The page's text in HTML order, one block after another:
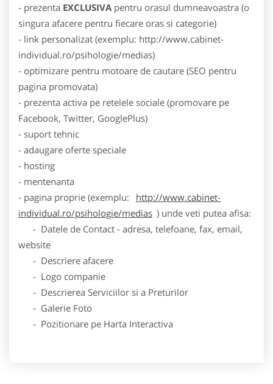
- prezenta EXCLUSIVA pentru orasul dumneavoastra (o
singura afacere pentru fiecare oras si categorie)
- link personalizat (exemplu: http://www.cabinet-
individual.ro/psihologie/medias)
- optimizare pentru motoare de cautare (SEO pentru
pagina promovata)
- prezenta activa pe retelele sociale (promovare pe
Facebook, Twitter, GooglePlus)
- suport tehnic
- adaugare oferte speciale
- hosting
- mentenanta
- pagina proprie (exemplu:
http://www.cabinet-
individual.ro/psihologie/medias ) unde veti putea afisa:
- Datele de Contact - adresa, telefoane, fax, email,
website
- Descriere afacere
- Logo companie
- Descrierea Serviciilor si a Preturilor
- Galerie Foto
- Pozitionare pe Harta Interactiva